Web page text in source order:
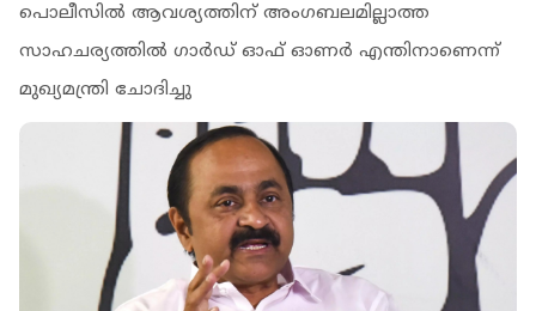
പൊലീസില്‍ ആവശ്യത്തിന് അംഗബലമില്ലാത്ത
സാഹചര്യത്തില്‍ ഗാര്‍ഡ് ഓഫ് ഓണര്‍ എന്തിനാണെന്ന്
മുഖ്യമന്ത്രി ചോദിച്ചു